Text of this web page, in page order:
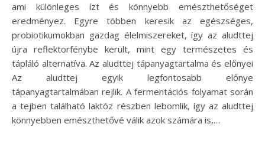
ami különleges ízt és könnyebb emészthetőséget
eredményez. Egyre többen keresik az egészséges,
probiotikumokban gazdag élelmiszereket, így az aludttej
újra reflektorfénybe került, mint egy természetes és
tápláló alternatíva. Az aludttej tápanyagtartalma és előnyei
Az aludttej egyik legfontosabb előnye
tápanyagtartalmában rejlik. A fermentációs folyamat során
a tejben található laktóz részben lebomlik, így az aludttej
könnyebben emészthetővé válik azok számára is,…